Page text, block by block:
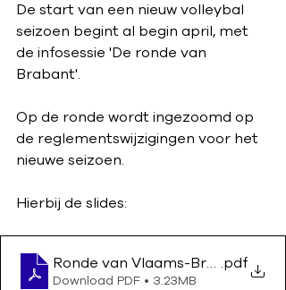
De start van een nieuw volleybal
seizoen begint al begin april, met
de infosessie 'De ronde van
Brabant'.
Op de ronde wordt ingezoomd op
de reglementswijzigingen voor het
nieuwe seizoen.
Hierbij de slides:
Ronde van Vlaams-Brabant 2025
.pdf
Download PDF • 3.23MB